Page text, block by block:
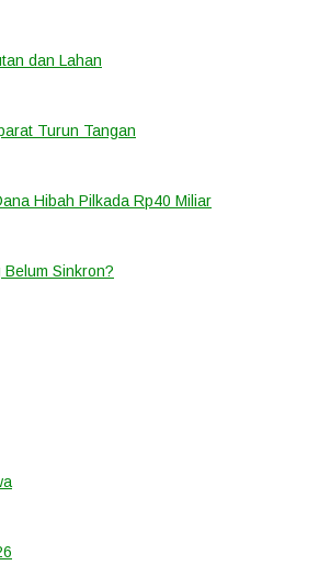
dan Lahan
Turun Tangan
Hibah Pilkada Rp40 Miliar
Sinkron?